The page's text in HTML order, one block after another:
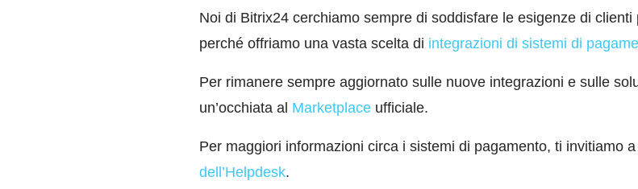
Noi di Bitrix24 cerchiamo sempre di soddisfare le esigenze di
perché offriamo una vasta scelta di integrazioni di sistemi di
Per rimanere sempre aggiornato sulle nuove integrazioni e sulle
un’occhiata al Marketplace ufficiale.
Per maggiori informazioni circa i sistemi di pagamento, ti invitiamo
dell’Helpdesk.